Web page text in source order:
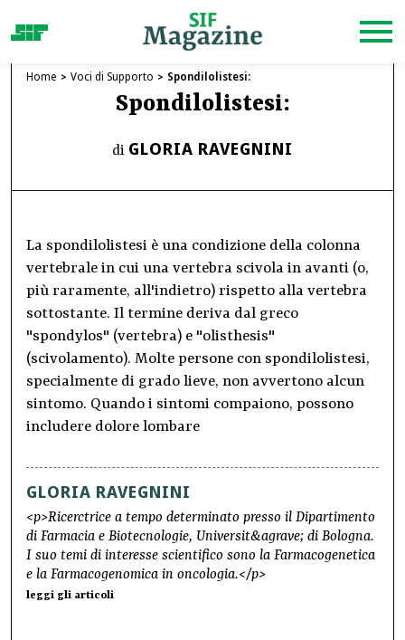
Home Voci di Supporto Spondilolistesi:
Spondilolistesi:
di GLORIA RAVEGNINI
La spondilolistesi è una condizione della colonna
vertebrale in cui una vertebra scivola in avanti (o,
più raramente, all'indietro) rispetto alla vertebra
sottostante. Il termine deriva dal greco
"spondylos" (vertebra) e "olisthesis"
(scivolamento). Molte persone con spondilolistesi,
specialmente di grado lieve, non avvertono alcun
sintomo. Quando i sintomi compaiono, possono
includere dolore lombare
GLORIA RAVEGNINI
<p>Ricerctrice a tempo determinato presso il Dipartimento
di Farmacia e Biotecnologie, Universit&agrave; di Bologna.
I suo temi di interesse scientifico sono la Farmacogenetica
e la Farmacogenomica in oncologia.</p>
leggi gli articoli